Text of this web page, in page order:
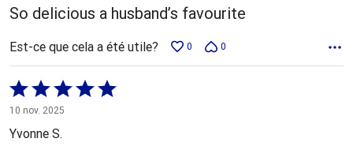
So delicious a husband’s favourite
Est-ce que cela a été utile? 0 0
Coté
5 sur
5
10 nov. 2025
Yvonne S.